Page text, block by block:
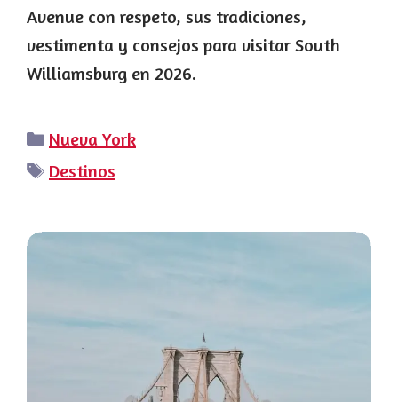
Avenue con respeto, sus tradiciones,
vestimenta y consejos para visitar South
Williamsburg en 2026.
Categorías
Nueva York
Etiquetas
Destinos